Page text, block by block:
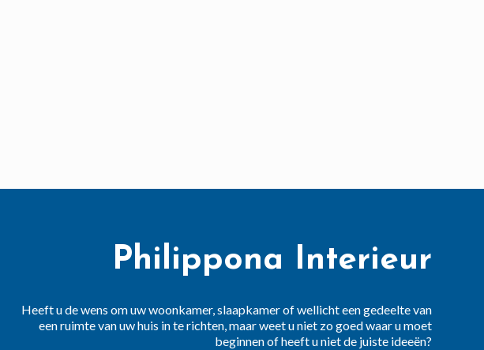
Philippona Interieur
Heeft u de wens om uw woonkamer, slaapkamer of wellicht een gedeelte van
een ruimte van uw huis in te richten, maar weet u niet zo goed waar u moet
beginnen of heeft u niet de juiste ideeën?